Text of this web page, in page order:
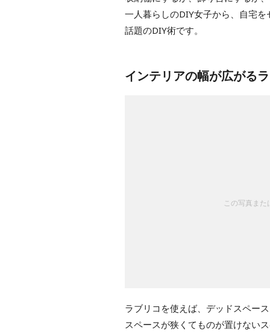
一人暮らしのDIY女子から、自宅
話題のDIY術です。
インテリアの幅が広がる
この写真ま
ラブリコを使えば、デッドスペー
スペースが狭くてものが置けない